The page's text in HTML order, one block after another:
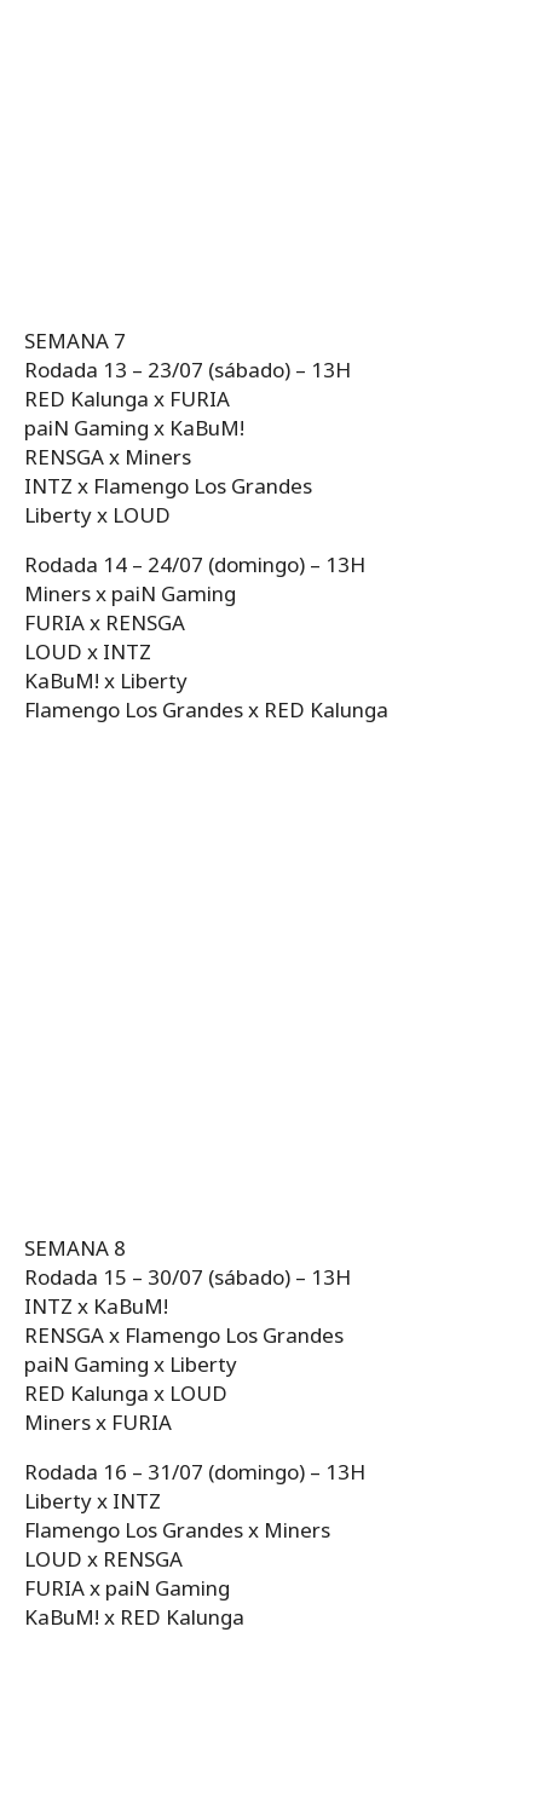
SEMANA 7
Rodada 13 – 23/07 (sábado) – 13H
RED Kalunga x FURIA
paiN Gaming x KaBuM!
RENSGA x Miners
INTZ x Flamengo Los Grandes
Liberty x LOUD
Rodada 14 – 24/07 (domingo) – 13H
Miners x paiN Gaming
FURIA x RENSGA
LOUD x INTZ
KaBuM! x Liberty
Flamengo Los Grandes x RED Kalunga
SEMANA 8
Rodada 15 – 30/07 (sábado) – 13H
INTZ x KaBuM!
RENSGA x Flamengo Los Grandes
paiN Gaming x Liberty
RED Kalunga x LOUD
Miners x FURIA
Rodada 16 – 31/07 (domingo) – 13H
Liberty x INTZ
Flamengo Los Grandes x Miners
LOUD x RENSGA
FURIA x paiN Gaming
KaBuM! x RED Kalunga